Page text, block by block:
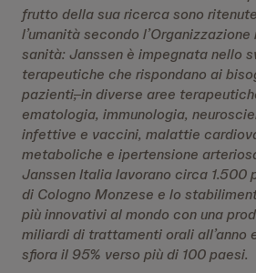
frutto della sua ricerca sono
l’umanità secondo
sanità: Janssen è impegnata nello
terapeutiche che rispondano ai
pazienti,in diverse aree
ematologia, immunologia,
infettive e vaccini, malattie
metaboliche e ipertensione
Janssen Italia lavorano circa 1.500
di Cologno Monzese e lo
più innovativi al mondo con una
miliardi di trattamenti orali all’anno
sfiora il 95% verso più di 100 paesi.